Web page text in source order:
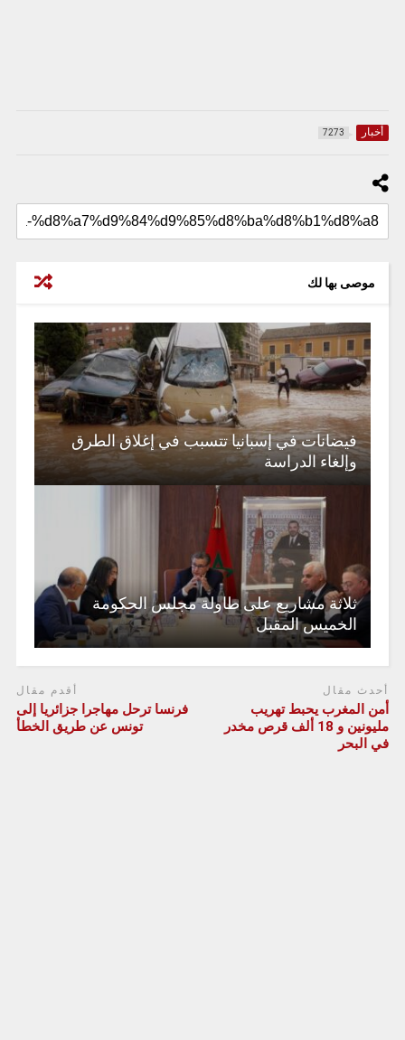
أخبار 7273
موصى بها لك
فيضانات في إسبانيا تتسبب في إغلاق الطرق
وإلغاء الدراسة
ثلاثة مشاريع على طاولة مجلس الحكومة
الخميس المقبل
أحدث مقال
أمن المغرب يحبط تهريب
مليونين و 18 ألف قرص مخدر
في البحر
أقدم مقال
فرنسا ترحل مهاجرا جزائريا إلى
تونس عن طريق الخطأ